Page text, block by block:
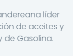
líder
de aceites y
de Gasolina.